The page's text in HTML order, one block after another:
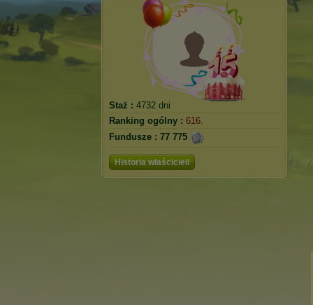
Staż : 4732 dni
Ranking ogólny : 616.
Fundusze : 77 775
Historia właścicieli